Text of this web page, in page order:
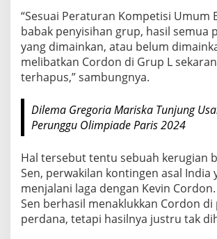
C
d
e
r
n
y
K
e
v
i
n
“Sesuai Peraturan Kompetisi Umum
babak penyisihan grup, hasil semua
yang dimainkan, atau belum
melibatkan Cordon di Grup L
terhapus,” sambungnya.
Dilema Gregoria Mariska Tunjung
Perunggu Olimpiade Paris 2024
Hal tersebut tentu sebuah kerugian
Sen, perwakilan kontingen asal India
menjalani laga dengan Kevin
Sen berhasil menaklukkan Cordon
perdana, tetapi hasilnya justru tak